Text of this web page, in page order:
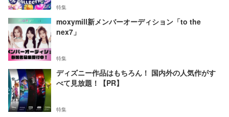
特集
moxymill新メンバーオーディション「to the
nex7」
特集
ディズニー作品はもちろん！ 国内外の人気作がす
べて見放題！【PR】
特集